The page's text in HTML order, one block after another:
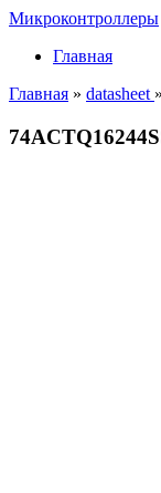
Микроконтроллеры
Главная
Главная » datasheet »